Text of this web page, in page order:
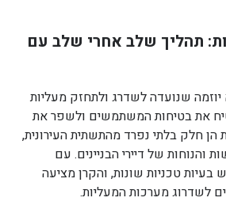
תהליך שלב אחרי שלב עם
שנועדה לשדרג ולתחזק מעליות
את בטיחות המשתמשים ולשפר את
הן חלק בלתי נפרד מהתשתית העירונית,
והנוחות של דיירי הבניינים. עם
טכניות שונות, והקרן מציעה
לשדרוג מערכות המעליות.